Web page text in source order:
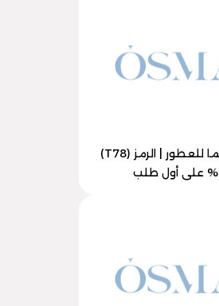
كود اوسما للعطور | الرمز (T78)